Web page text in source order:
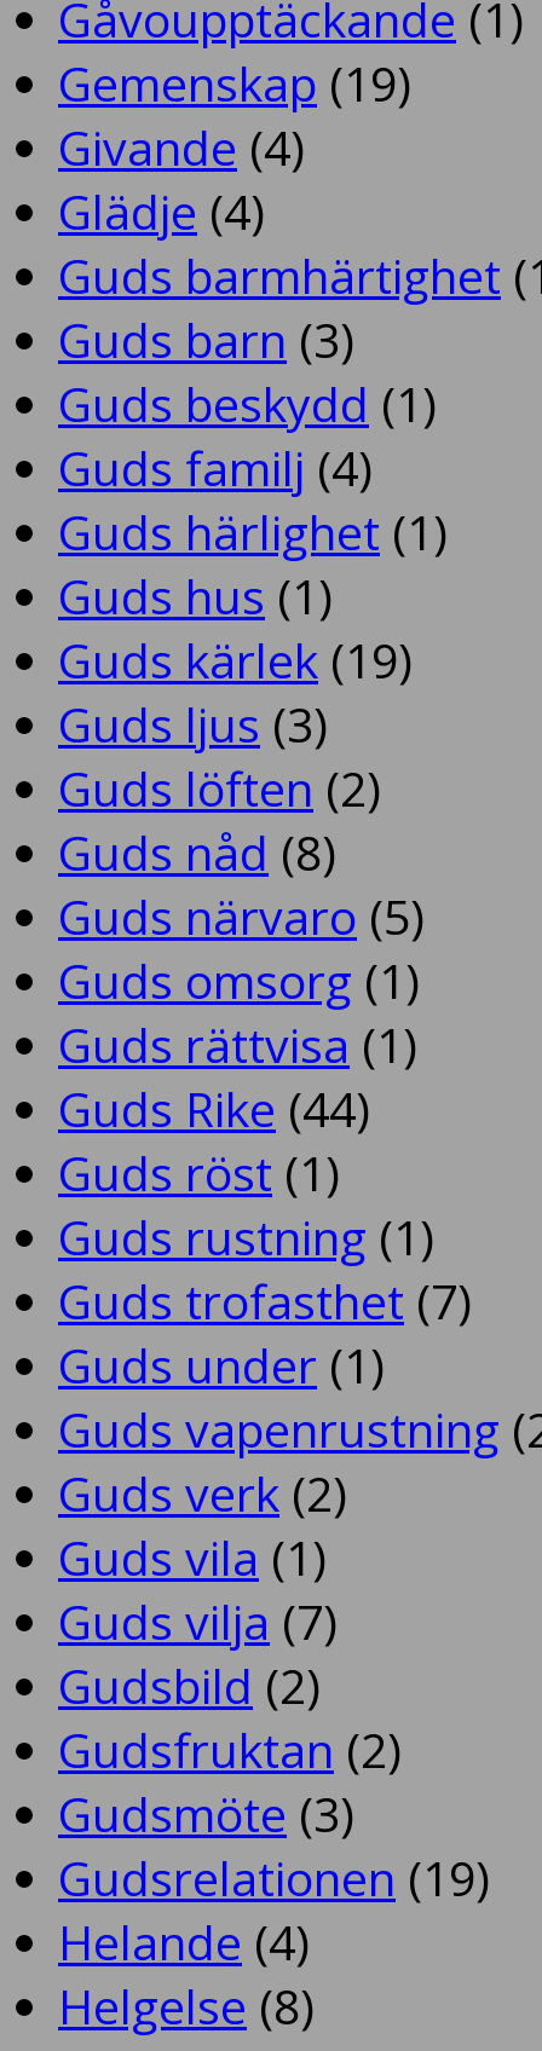
Gåvoupptäckande (1)
Gemenskap (19)
Givande (4)
Glädje (4)
Guds barmhärtighet
Guds barn (3)
Guds beskydd (1)
Guds familj (4)
Guds härlighet (1)
Guds hus (1)
Guds kärlek (19)
Guds ljus (3)
Guds löften (2)
Guds nåd (8)
Guds närvaro (5)
Guds omsorg (1)
Guds rättvisa (1)
Guds Rike (44)
Guds röst (1)
Guds rustning (1)
Guds trofasthet (7)
Guds under (1)
Guds vapenrustning
Guds verk (2)
Guds vila (1)
Guds vilja (7)
Gudsbild (2)
Gudsfruktan (2)
Gudsmöte (3)
Gudsrelationen (19)
Helande (4)
Helgelse (8)